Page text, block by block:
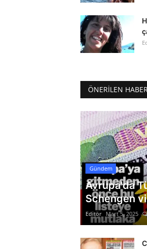
ÖNERILEN
Gündem
Avrupa'da
Schengen
Editör Mart 5, 2025